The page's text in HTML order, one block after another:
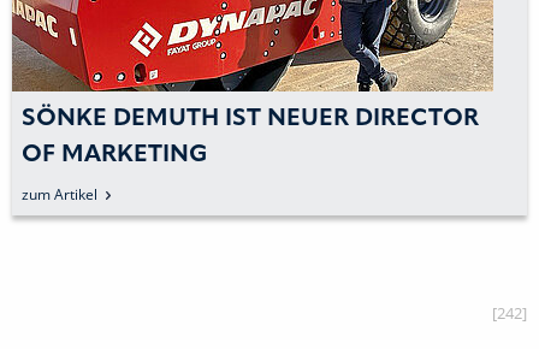
SÖNKE DEMUTH IST NEUER DIRECTOR
OF MARKETING
zum Artikel
[242]